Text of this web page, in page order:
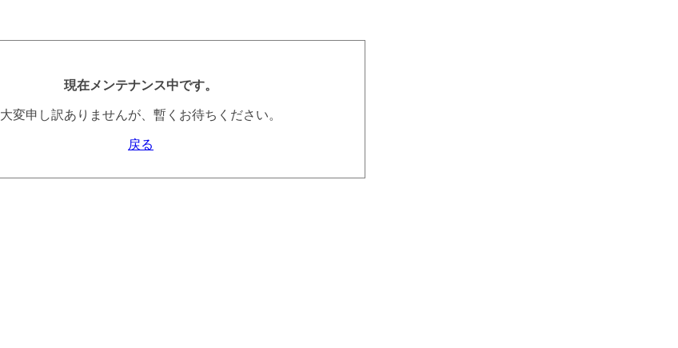
現在メンテナンス中です。
大変申し訳ありませんが、暫くお待ちください。
戻る